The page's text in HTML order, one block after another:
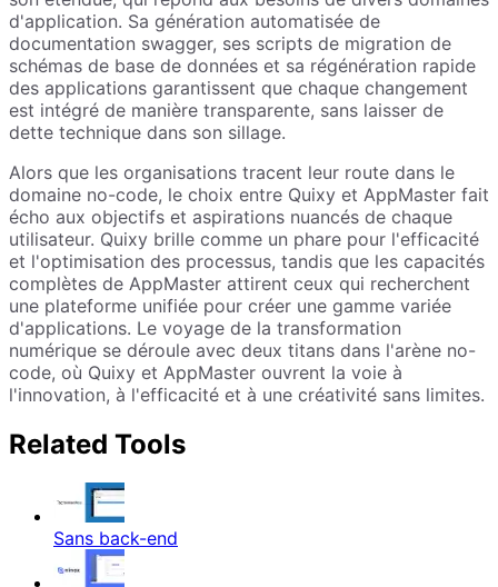
d'application. Sa génération automatisée de
documentation swagger, ses scripts de migration de
schémas de base de données et sa régénération rapide
des applications garantissent que chaque changement
est intégré de manière transparente, sans laisser de
dette technique dans son sillage.
Alors que les organisations tracent leur route dans le
domaine no-code, le choix entre Quixy et AppMaster fait
écho aux objectifs et aspirations nuancés de chaque
utilisateur. Quixy brille comme un phare pour l'efficacité
et l'optimisation des processus, tandis que les capacités
complètes de AppMaster attirent ceux qui recherchent
une plateforme unifiée pour créer une gamme variée
d'applications. Le voyage de la transformation
numérique se déroule avec deux titans dans l'arène no-
code, où Quixy et AppMaster ouvrent la voie à
l'innovation, à l'efficacité et à une créativité sans limites.
Related Tools
Sans back-end